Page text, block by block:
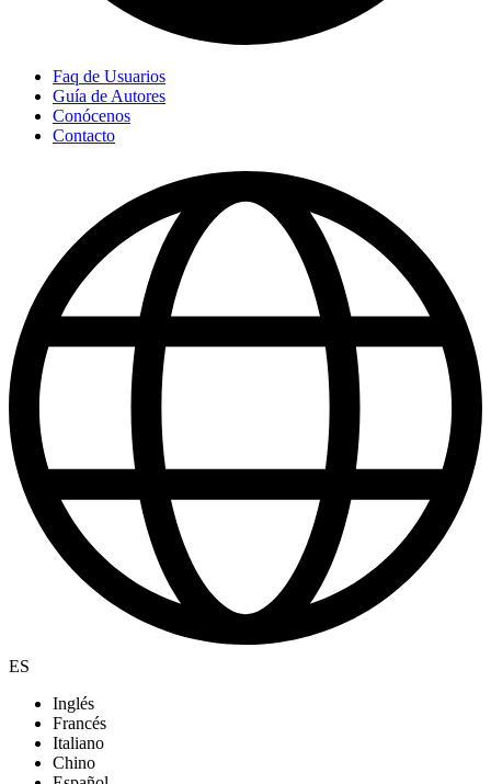
Faq de Usuarios
Guía de Autores
Conócenos
Contacto
ES
Inglés
Francés
Italiano
Chino